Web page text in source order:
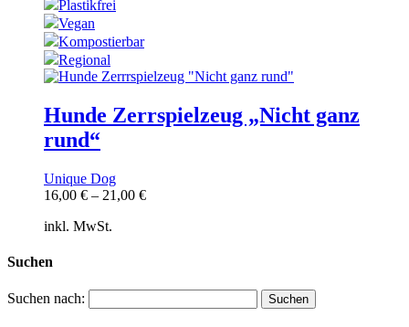
Plastikfrei
Vegan
Kompostierbar
Regional
Hunde Zerrspielzeug „Nicht ganz
rund“
Unique Dog
16,00 € – 21,00 €
inkl. MwSt.
Suchen
Suchen nach: